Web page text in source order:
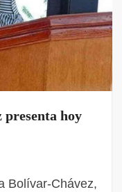
presenta hoy
Bolívar-Chávez,